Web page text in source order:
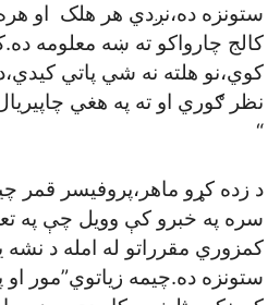
ستونزه ده،نږدي هر هلک او
کالج چارواکو ته ښه معلومه
کوي،نو هلته نه شي پاتي
نظر ګوري او ته په هغي
“
د زده کړو ماهر،پروفيسر قمر
سره په خبرو کې وويل چې په
کمزوري مقرراتو له امله د
ستونزه ده.چيمه زياتوي”مور او